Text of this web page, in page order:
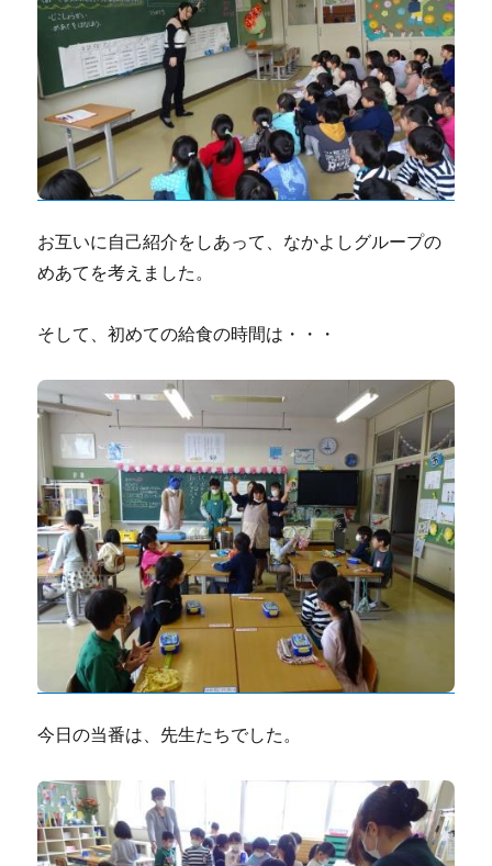
お互いに自己紹介をしあって、なかよしグループの
めあてを考えました。
そして、初めての給食の時間は・・・
今日の当番は、先生たちでした。